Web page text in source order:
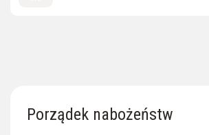
Porządek nabożeństw